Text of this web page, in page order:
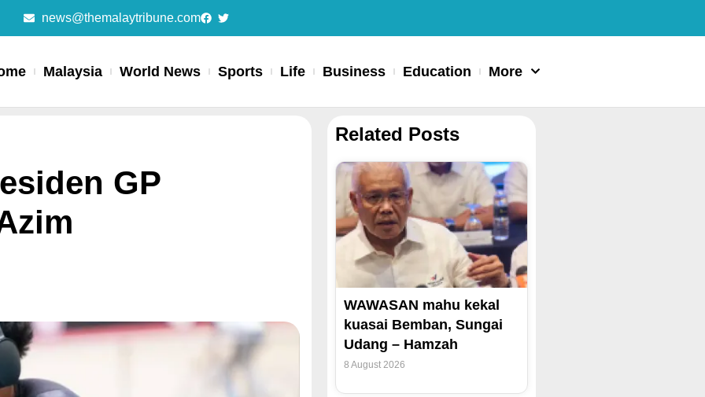
news@themalaytribune.com
Malaysia World News Sports Life Business Education More
GP
Related Posts
WAWASAN mahu kekal
kuasai Bemban, Sungai
Udang – Hamzah
8 August 2026